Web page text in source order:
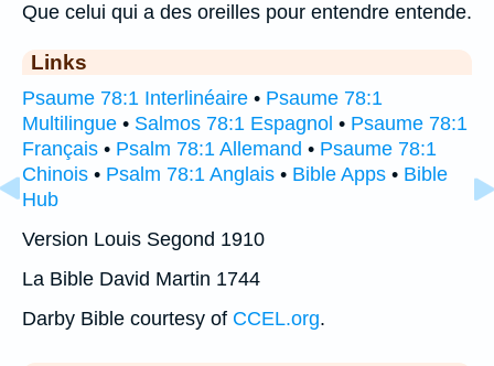
Que celui qui a des oreilles pour entendre entende.
Links
Psaume 78:1 Interlinéaire • Psaume 78:1
Multilingue • Salmos 78:1 Espagnol • Psaume 78:1
Français • Psalm 78:1 Allemand • Psaume 78:1
Chinois • Psalm 78:1 Anglais • Bible Apps • Bible
Hub
Version Louis Segond 1910
La Bible David Martin 1744
Darby Bible courtesy of CCEL.org.